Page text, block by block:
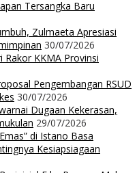
Tersangka Baru
Zulmaeta Apresiasi
30/07/2026
Rakor KKMA Provinsi
Pengembangan RSUD
30/07/2026
Dugaan Kekerasan,
29/07/2026
di Istano Basa
Kesiapsiagaan